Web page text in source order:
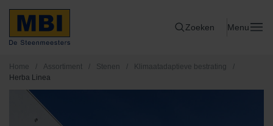
Zoeken Menu
Home / Assortiment / Stenen / Klimaatadaptieve bestrating
/
Herba Linea